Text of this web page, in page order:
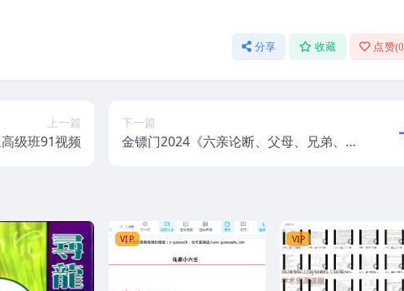
分享 收藏 点赞(0
上一篇
级班91视频
下一篇
金镖门2024《六亲论断、父母、兄弟、子
VIP VIP